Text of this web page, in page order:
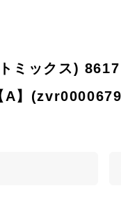
ミックス)
A】